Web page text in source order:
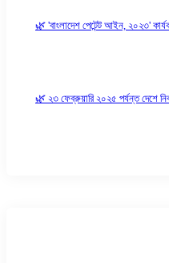
🌿 'বাংলাদেশ পেটেন্ট আইন, ২০২৩'
🌿 ২৩ ফেব্রুয়ারি ২০২৫ পর্যন্ত দেশে